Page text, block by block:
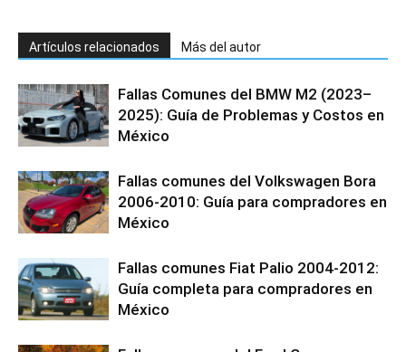
Artículos relacionados Más del autor
Fallas Comunes del BMW M2 (2023–
2025): Guía de Problemas y Costos en
México
Fallas comunes del Volkswagen Bora
2006-2010: Guía para compradores en
México
Fallas comunes Fiat Palio 2004-2012:
Guía completa para compradores en
México